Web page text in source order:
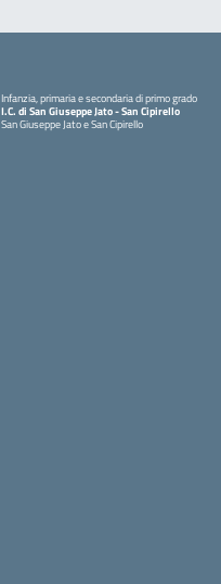
Infanzia, primaria e secondaria di primo grado
I.C. di San Giuseppe Jato - San Cipirello
San Giuseppe Jato e San Cipirello